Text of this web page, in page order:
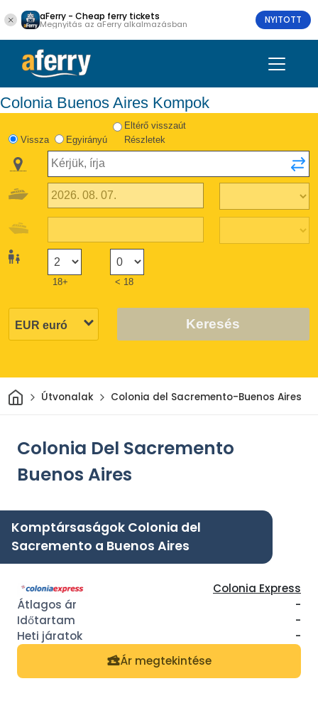
aFerry - Cheap ferry tickets
Megnyitás az aFerry alkalmazásban NYITOTT
Colonia Buenos Aires Kompok
Vissza Egyirányú
Eltérő visszaút
Részletek
18+ < 18
Keresés
Otthon
Útvonalak Colonia del Sacremento-Buenos Aires
Colonia Del Sacremento
Buenos Aires
Komptársaságok Colonia del
Sacremento a Buenos Aires
Colonia Express
-
-
-
Ár megtekintése